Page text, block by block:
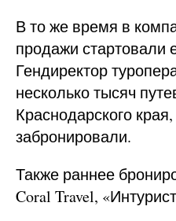
В то же время в
продажи стартовали
Гендиректор
несколько тысяч
Краснодарского
забронировали.
Также раннее
Coral Travel,